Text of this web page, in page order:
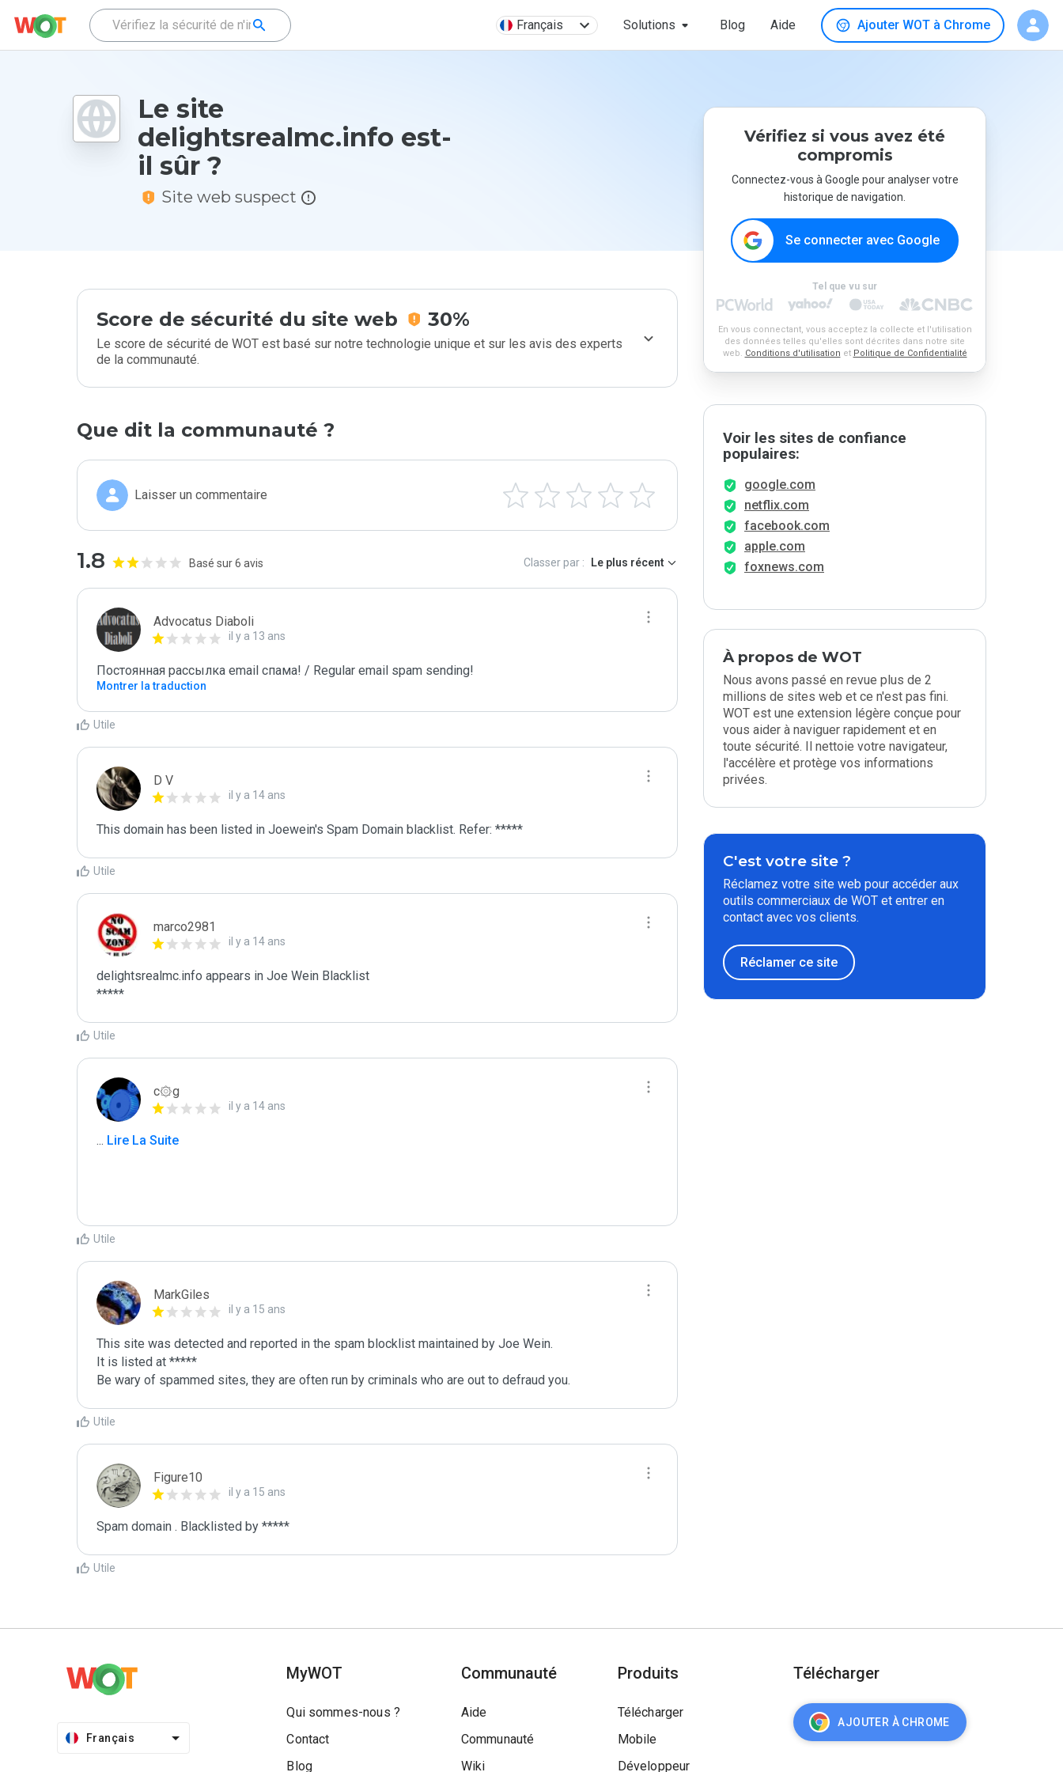
Français Solutions Blog Aide Ajouter WOT à Chrome
Le site
delightsrealmc.info est-
il sûr ?
Site web suspect
Score de sécurité du site web 30%
Le score de sécurité de WOT est basé sur notre technologie unique et sur les avis des experts
de la communauté.
Que dit la communauté ?
Laisser un commentaire
1.8 Basé sur 6 avis Classer par : Le plus récent
Advocatus Diaboli
il y a 13 ans
Постоянная рассылка email спама! / Regular email spam sending!
Montrer la traduction
Utile
D V
il y a 14 ans
This domain has been listed in Joewein's Spam Domain blacklist. Refer: *****
Utile
marco2981
il y a 14 ans
delightsrealmc.info appears in Joe Wein Blacklist
*****
Utile
c۞g
il y a 14 ans
... Lire La Suite
Utile
MarkGiles
il y a 15 ans
This site was detected and reported in the spam blocklist maintained by Joe Wein.
It is listed at *****
Be wary of spammed sites, they are often run by criminals who are out to defraud you.
Utile
Figure10
il y a 15 ans
Spam domain . Blacklisted by *****
Utile
Vérifiez si vous avez été
compromis
Connectez-vous à Google pour analyser votre
historique de navigation.
Se connecter avec Google
Tel que vu sur
En vous connectant, vous acceptez la collecte et l'utilisation
des données telles qu'elles sont décrites dans notre site
web. Conditions d'utilisation et Politique de Confidentialité
Voir les sites de confiance
populaires:
google.com
netflix.com
facebook.com
apple.com
foxnews.com
À propos de WOT
Nous avons passé en revue plus de 2
millions de sites web et ce n'est pas fini.
WOT est une extension légère conçue pour
vous aider à naviguer rapidement et en
toute sécurité. Il nettoie votre navigateur,
l'accélère et protège vos informations
privées.
C'est votre site ?
Réclamez votre site web pour accéder aux
outils commerciaux de WOT et entrer en
contact avec vos clients.
Réclamer ce site
Français
MyWOT
Qui sommes-nous ?
Contact
Blog
Communauté
Aide
Communauté
Wiki
Produits
Télécharger
Mobile
Développeur
Télécharger
AJOUTER À CHROME